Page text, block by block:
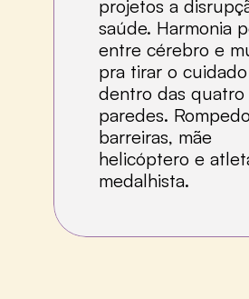
projetos a
saúde. Harmonia
entre cérebro e
pra tirar o
dentro das quatro
paredes.
barreiras, mãe
helicóptero e
medalhista.